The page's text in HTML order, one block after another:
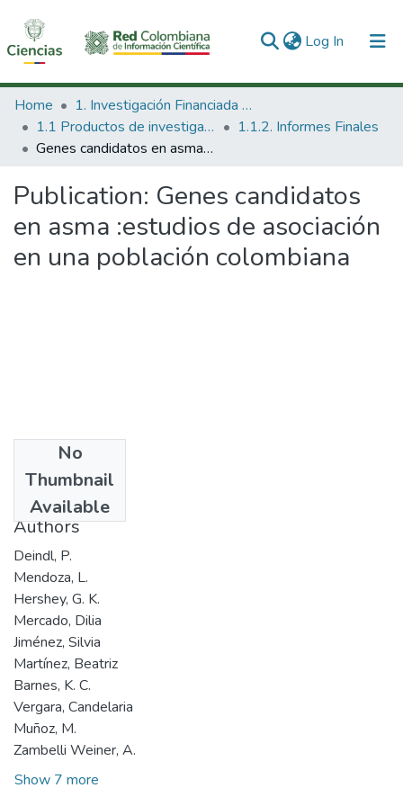
Log In (current)
Communities & Collections
All of DSpace
Home
1. Investigación Financiada con Recursos Públicos
1.1 Productos de investigación
1.1.2. Informes Finales
Genes candidatos en asma :estudios de asociación en una población colombiana
Publication: Genes candidatos
en asma :estudios de asociación
en una población colombiana
No
Thumbnail
Available
2003
Authors
Deindl, P.
Mendoza, L.
Hershey, G. K.
Mercado, Dilia
Jiménez, Silvia
Martínez, Beatriz
Barnes, K. C.
Vergara, Candelaria
Muñoz, M.
Zambelli Weiner, A.
Show 7 more